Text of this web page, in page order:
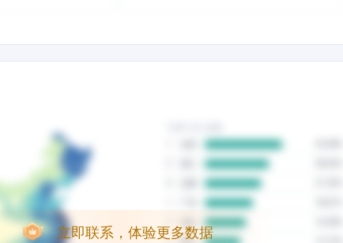
立即联系，体验更多数据